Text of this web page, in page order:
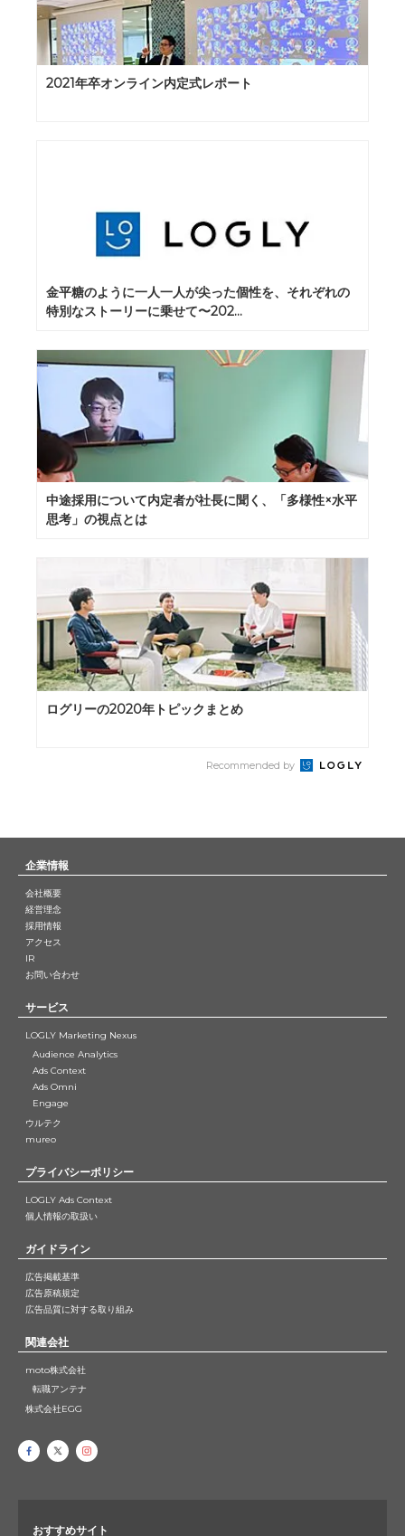
2021年卒オンライン内定式レポート
金平糖のように一人一人が尖った個性を、それぞれの
特別なストーリーに乗せて〜202...
中途採用について内定者が社長に聞く、「多様性×水平
思考」の視点とは
ログリーの2020年トピックまとめ
Recommended by
企業情報
会社概要
経営理念
採用情報
アクセス
IR
お問い合わせ
サービス
LOGLY Marketing Nexus
Audience Analytics
Ads Context
Ads Omni
Engage
ウルテク
mureo
プライバシーポリシー
LOGLY Ads Context
個人情報の取扱い
ガイドライン
広告掲載基準
広告原稿規定
広告品質に対する取り組み
関連会社
moto株式会社
転職アンテナ
株式会社EGG
おすすめサイト